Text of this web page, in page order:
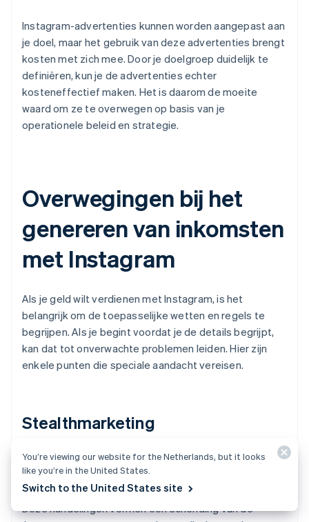
Instagram-advertenties kunnen worden aangepast aan
je doel, maar het gebruik van deze advertenties brengt
kosten met zich mee. Door je doelgroep duidelijk te
definiëren, kun je de advertenties echter
kosteneffectief maken. Het is daarom de moeite
waard om ze te overwegen op basis van je
operationele beleid en strategie.
Overwegingen bij het
genereren van inkomsten
met Instagram
Als je geld wilt verdienen met Instagram, is het
belangrijk om de toepasselijke wetten en regels te
begrijpen. Als je begint voordat je de details begrijpt,
kan dat tot onverwachte problemen leiden. Hier zijn
enkele punten die speciale aandacht vereisen.
Stealthmarketing
Stealthmarketing houdt in dat je content plaatst die
verbergt dat het om reclame gaat, ondanks dat je een
vergoeding of producten van een bedrijf ontvangt.
Deze handelingen vormen een schending van de
You’re viewing our website for the Netherlands, but it looks
like you’re in the United States.
Switch to the United States site